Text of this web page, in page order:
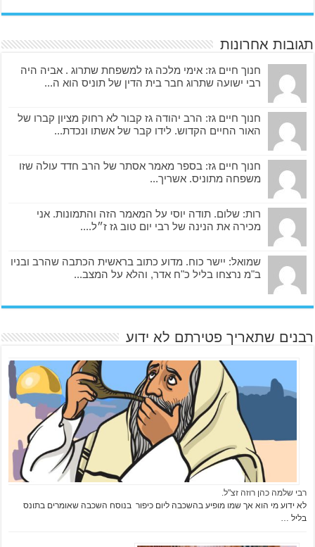
תגובות אחרונות
חנוך חיים גז: אימי מלכה גז למשפחת שתרוג . אביה היה
רבי ישועה שתרוג חבר בית הדין של תוניס הוא ה...
חנוך חיים גז: הרב יהודה גז קבור לא רחוק מציון קברו של
האור החיים הקדוש. לידו קבר של אשתו ונכדת...
חנוך חיים גז: בספר מאמר אסתר של הרב חדד עולה שזו
משפחה מתוניס. אשריך...
רות: שלום. תודה יוסי על המאמר הזה והתמונות. אני
מכירה את הנינה של רבי יום טוב גז ז״ל....
שמואל: יישר כוח. מדוע כתוב בראשית הכתבה שהרב ובניו
ב"מ נרצחו בליל כ"ח אדר, והלא על המצב...
רבנים שתאריך פטירתם לא ידוע
רבי שלמה כהן רוזה זצ"ל.
לא ידוע מי הוא אך שמו מופיע בהשכבה ליום כיפור בנוסח השכבה שאומרים בתונס
בליל …